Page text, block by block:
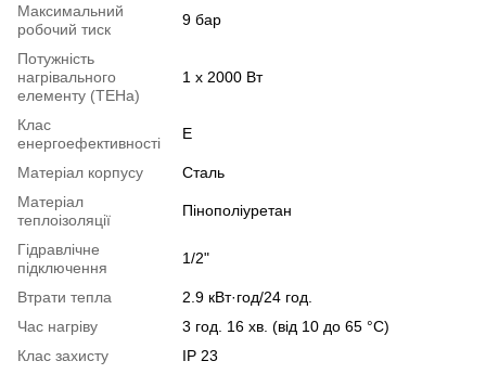
Максимальний
робочий тиск
9 бар
Потужність
нагрівального
елементу (ТЕНа)
1 х 2000 Вт
Клас
енергоефективності
E
Матеріал корпусу
Сталь
Матеріал
теплоізоляції
Пінополіуретан
Гідравлічне
підключення
1/2"
Втрати тепла
2.9 кВт·год/24 год.
Час нагріву
3 год. 16 хв. (від 10 до 65 °С)
Клас захисту
ІР 23